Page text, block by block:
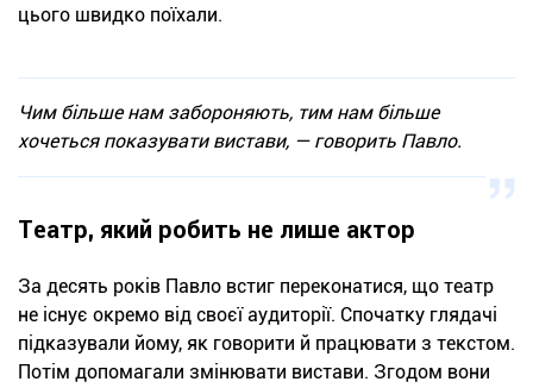
цього швидко поїхали.
Чим більше нам забороняють, тим нам більше
хочеться показувати вистави, — говорить Павло.
Театр, який робить не лише актор
За десять років Павло встиг переконатися, що театр
не існує окремо від своєї аудиторії. Спочатку глядачі
підказували йому, як говорити й працювати з текстом.
Потім допомагали змінювати вистави. Згодом вони